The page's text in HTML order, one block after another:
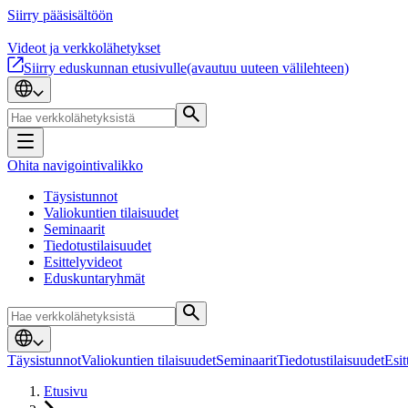
Siirry pääsisältöön
Videot ja verkkolähetykset
Siirry eduskunnan etusivulle(avautuu uuteen välilehteen)
Ohita navigointivalikko
Täysistunnot
Valiokuntien tilaisuudet
Seminaarit
Tiedotustilaisuudet
Esittelyvideot
Eduskuntaryhmät
TäysistunnotValiokuntien tilaisuudetSeminaaritTiedotustilaisuudet
Etusivu